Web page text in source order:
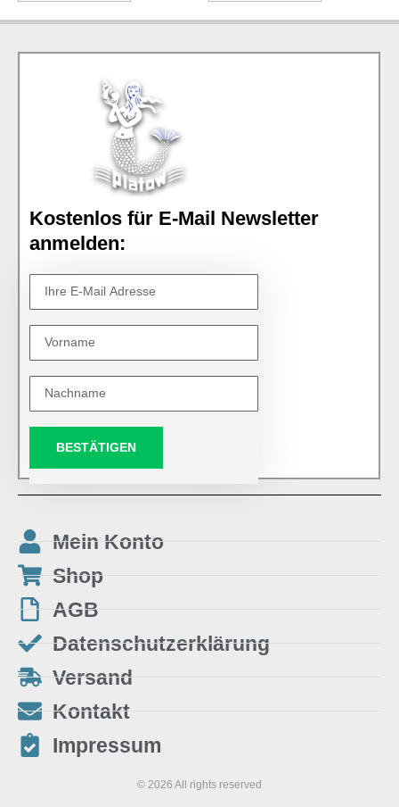
Kostenlos für E-Mail Newsletter
anmelden:
BESTÄTIGEN
Mein Konto
Shop
AGB
Datenschutzerklärung
Versand
Kontakt
Impressum
© 2026 All rights reserved